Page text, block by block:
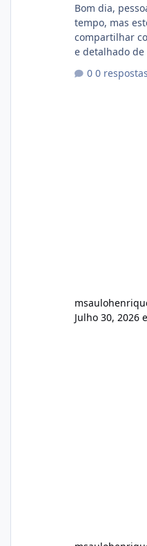
Bom dia,
tempo, mas
compartilhar
e detalhado
conformidade
atualmente em
0 respostas
Julho 30, 2026